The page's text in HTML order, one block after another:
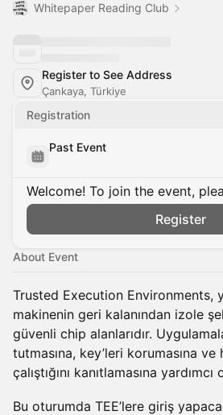
Whitepaper Reading Club
Register to See Address
Çankaya, Türkiye
Registration
Past Event
Welcome! To join the event,
Register
About Event
Trusted Execution Environments,
makinenin geri kalanından izole
güvenli chip alanlarıdır.
tutmasına, key’leri korumasına
çalıştığını kanıtlamasına yardımcı
Bu oturumda TEE’lere giriş